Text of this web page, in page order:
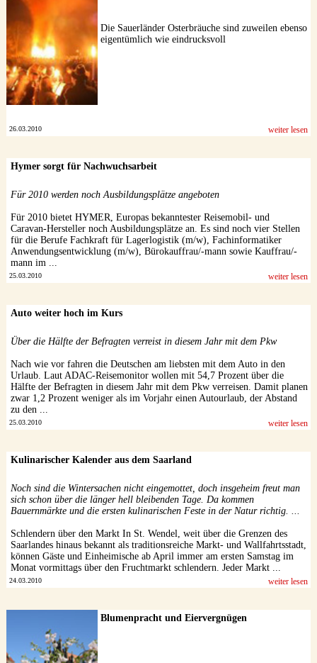
Die Sauerländer Osterbräuche sind zuweilen ebenso
eigentümlich wie eindrucksvoll
26.03.2010 weiter lesen
Hymer sorgt für Nachwuchsarbeit
Für 2010 werden noch Ausbildungsplätze angeboten
Für 2010 bietet HYMER, Europas bekanntester Reisemobil- und
Caravan-Hersteller noch Ausbildungsplätze an. Es sind noch vier Stellen
für die Berufe Fachkraft für Lagerlogistik (m/w), Fachinformatiker
Anwendungsentwicklung (m/w), Bürokauffrau/-mann sowie Kauffrau/-
mann im ...
25.03.2010 weiter lesen
Auto weiter hoch im Kurs
Über die Hälfte der Befragten verreist in diesem Jahr mit dem Pkw
Nach wie vor fahren die Deutschen am liebsten mit dem Auto in den
Urlaub. Laut ADAC-Reisemonitor wollen mit 54,7 Prozent über die
Hälfte der Befragten in diesem Jahr mit dem Pkw verreisen. Damit planen
zwar 1,2 Prozent weniger als im Vorjahr einen Autourlaub, der Abstand
zu den ...
25.03.2010 weiter lesen
Kulinarischer Kalender aus dem Saarland
Noch sind die Wintersachen nicht eingemottet, doch insgeheim freut man
sich schon über die länger hell bleibenden Tage. Da kommen
Bauernmärkte und die ersten kulinarischen Feste in der Natur richtig. ...
Schlendern über den Markt In St. Wendel, weit über die Grenzen des
Saarlandes hinaus bekannt als traditionsreiche Markt- und Wallfahrtsstadt,
können Gäste und Einheimische ab April immer am ersten Samstag im
Monat vormittags über den Fruchtmarkt schlendern. Jeder Markt ...
24.03.2010 weiter lesen
Blumenpracht und Eiervergnügen